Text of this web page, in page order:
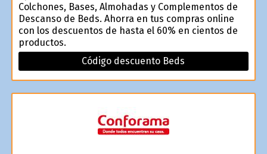
Colchones, Bases, Almohadas y Complementos de
Descanso de Beds. Ahorra en tus compras online
con los descuentos de hasta el 60% en cientos de
productos.
Código descuento Beds